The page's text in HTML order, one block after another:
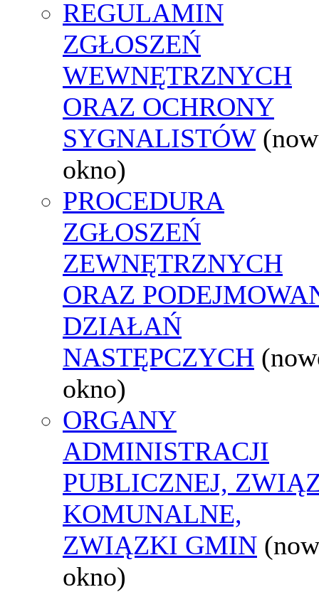
REGULAMIN
ZGŁOSZEŃ
WEWNĘTRZNYCH
ORAZ OCHRONY
SYGNALISTÓW
okno)
PROCEDURA
ZGŁOSZEŃ
ZEWNĘTRZNYCH
ORAZ
DZIAŁAŃ
NASTĘPCZYCH
okno)
ORGANY
ADMINISTRACJI
PUBLICZNEJ,
KOMUNALNE,
ZWIĄZKI GMIN
okno)